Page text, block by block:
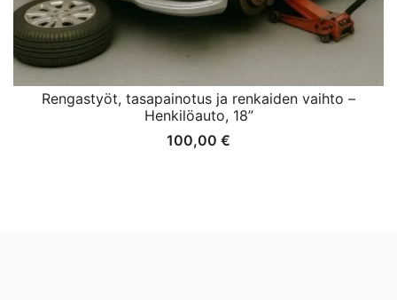
Rengastyöt, tasapainotus ja renkaiden vaihto –
Henkilöauto, 18”
100,00 €